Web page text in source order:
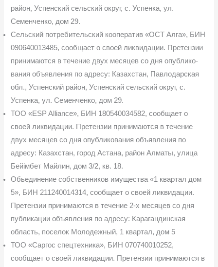
район, Успенский сельский округ, с. Успенка, ул.
Семенченко, дом 29.
Сельский потребительский кооператив «ОСТ Алга», БИН
090640013485, сообща­ет о своей ликвидации. Претензии
принимаются в течение двух месяцев со дня опублико­
вания объявления по адресу: Казахстан, Павлодарская
обл., Успенский район, Успенский сельский округ, с.
Успенка, ул. Семенченко, дом 29.
ТОО «ESP Alliance», БИН 180540034582, сообщает о
своей ликвидации. Претен­зии принимаются в течение
двух месяцев со дня опубликования объявления по
адресу: Казахстан, город Астана, район Алматы, улица
Бейімбет Майлин, дом 3/2, кв. 18.
Обьединение собственников имущества «1 квартал дом
5», БИН 211240014314, сообщает о своей ликвидации.
Претензии принимаются в течение 2-х месяцев со дня
публикации объявления по адресу: Карагандинская
область, поселок Молодежный, 1 квартал, дом 5
ТОО «Саргос спецтехника», БИН 070740010252,
сообщает о своей ликвидации. Претензии принимаются в